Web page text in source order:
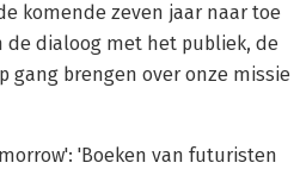
komende zeven jaar naar toe
de dialoog met het publiek, de
gang brengen over onze missie
'Boeken van futuristen